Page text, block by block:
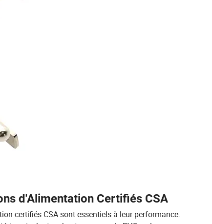
d'Alimentation Certifiés CSA
certifiés CSA sont essentiels à leur performance.